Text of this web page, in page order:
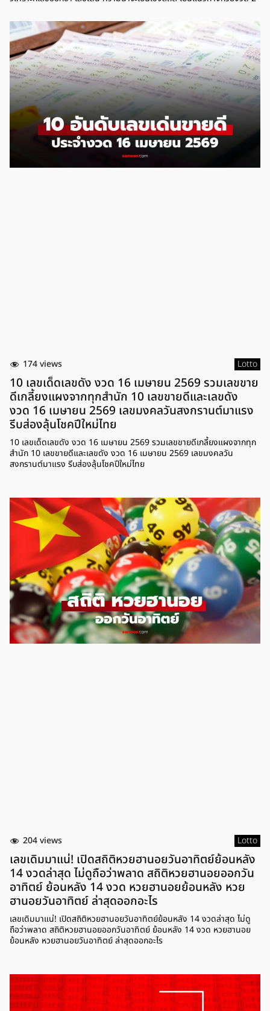
174 views Lotto
10 เลขเด็ดเลขดัง งวด 16 เมษายน 2569 รวมเลขขาย
ดีเกลี้ยงแผงจากทุกสำนัก 10 เลขขายดีและเลขดัง
งวด 16 เมษายน 2569 เลขมงคลวันสงกรานต์มาแรง
รีบส่องลุ้นโชคปีใหม่ไทย
10 เลขเด็ดเลขดัง งวด 16 เมษายน 2569 รวมเลขขายดีเกลี้ยงแผงจากทุก
สำนัก 10 เลขขายดีและเลขดัง งวด 16 เมษายน 2569 เลขมงคลวัน
สงกรานต์มาแรง รีบส่องลุ้นโชคปีใหม่ไทย
204 views Lotto
เลขเดิมมาแน่! เปิดสถิติหวยฮานอยวันอาทิตย์ย้อนหลัง
14 งวดล่าสุด ไม่ดูถือว่าพลาด สถิติหวยฮานอยออกวัน
อาทิตย์ ย้อนหลัง 14 งวด หวยฮานอยย้อนหลัง หวย
ฮานอยวันอาทิตย์ ล่าสุดออกอะไร
เลขเดิมมาแน่! เปิดสถิติหวยฮานอยวันอาทิตย์ย้อนหลัง 14 งวดล่าสุด ไม่ดู
ถือว่าพลาด สถิติหวยฮานอยออกวันอาทิตย์ ย้อนหลัง 14 งวด หวยฮานอย
ย้อนหลัง หวยฮานอยวันอาทิตย์ ล่าสุดออกอะไร